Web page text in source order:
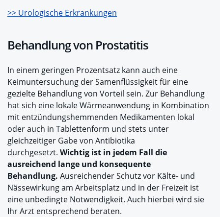
>> Urologische Erkrankungen
Behandlung von Prostatitis
In einem geringen Prozentsatz kann auch eine
Keimuntersuchung der Samenflüssigkeit für eine
gezielte Behandlung von Vorteil sein. Zur Behandlung
hat sich eine lokale Wärmeanwendung in Kombination
mit entzündungshemmenden Medikamenten lokal
oder auch in Tablettenform und stets unter
gleichzeitiger Gabe von Antibiotika
durchgesetzt. Wichtig ist in jedem Fall die
ausreichend lange und konsequente
Behandlung. Ausreichender Schutz vor Kälte- und
Nässewirkung am Arbeitsplatz und in der Freizeit ist
eine unbedingte Notwendigkeit. Auch hierbei wird sie
Ihr Arzt entsprechend beraten.